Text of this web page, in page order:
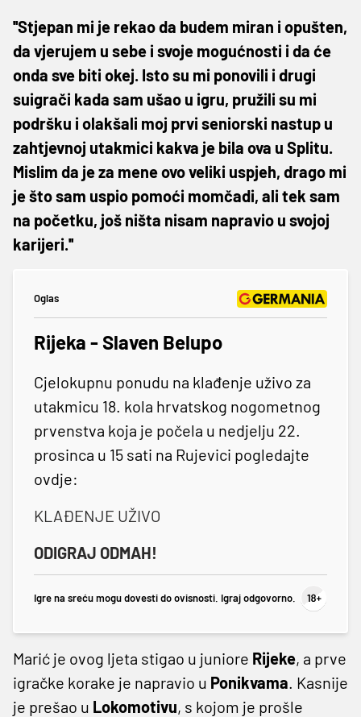
''Stjepan mi je rekao da budem miran i opušten,
da vjerujem u sebe i svoje mogućnosti i da će
onda sve biti okej. Isto su mi ponovili i drugi
suigrači kada sam ušao u igru, pružili su mi
podršku i olakšali moj prvi seniorski nastup u
zahtjevnoj utakmici kakva je bila ova u Splitu.
Mislim da je za mene ovo veliki uspjeh, drago mi
je što sam uspio pomoći momčadi, ali tek sam
na početku, još ništa nisam napravio u svojoj
karijeri.''
Oglas
Rijeka - Slaven Belupo
Cjelokupnu ponudu na klađenje uživo za
utakmicu 18. kola hrvatskog nogometnog
prvenstva koja je počela u nedjelju 22.
prosinca u 15 sati na Rujevici pogledajte
ovdje:
KLAĐENJE UŽIVO
ODIGRAJ ODMAH!
Igre na sreću mogu dovesti do ovisnosti. Igraj odgovorno.
Marić je ovog ljeta stigao u juniore Rijeke, a prve
igračke korake je napravio u Ponikvama. Kasnije
je prešao u Lokomotivu, s kojom je prošle